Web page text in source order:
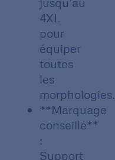
4XL
pour
équiper
toutes
les
morphologies.
**Marquage
conseillé**
:
Support